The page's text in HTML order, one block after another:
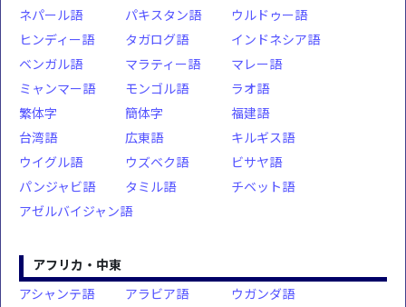
ネパール語
パキスタン語
ウルドゥー語
ヒンディー語
タガログ語
インドネシア語
ベンガル語
マラティー語
マレー語
ミャンマー語
モンゴル語
ラオ語
繁体字
簡体字
福建語
台湾語
広東語
キルギス語
ウイグル語
ウズベク語
ビサヤ語
パンジャビ語
タミル語
チベット語
アゼルバイジャン語
アフリカ・中東
アシャンテ語
アラビア語
ウガンダ語